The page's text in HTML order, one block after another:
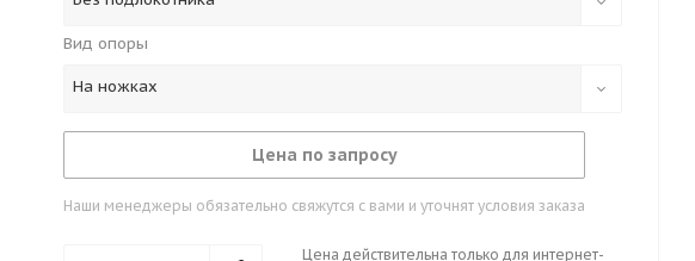
Вид опоры
На ножках
Цена по запросу
Наши менеджеры обязательно свяжутся с вами и уточнят условия заказа
Цена действительна только для интернет-